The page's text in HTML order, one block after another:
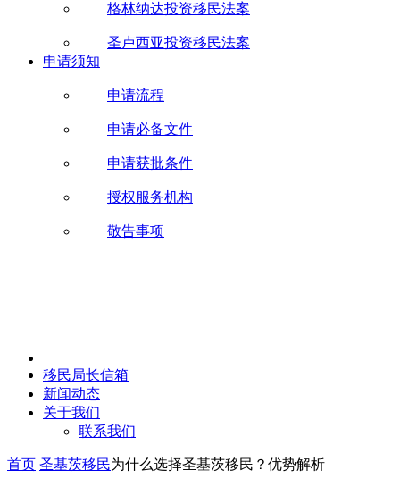
格林纳达投资移民法案
圣卢西亚投资移民法案
申请须知
申请流程
申请必备文件
申请获批条件
授权服务机构
敬告事项
移民局长信箱
新闻动态
关于我们
联系我们
首页 圣基茨移民为什么选择圣基茨移民？优势解析